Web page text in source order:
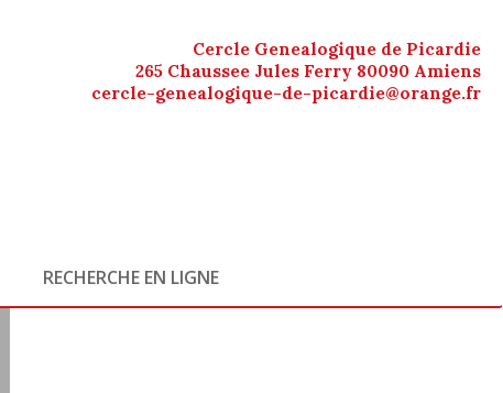
Cercle Genealogique de Picardie
265 Chaussee Jules Ferry 80090 Amiens
cercle-genealogique-de-picardie@orange.fr
RECHERCHE EN LIGNE